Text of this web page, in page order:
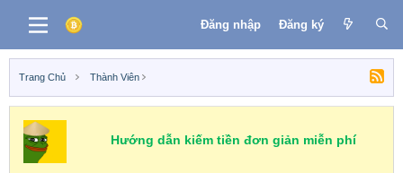
Đăng nhập Đăng ký
Trang Chủ Thành Viên
Hướng dẫn kiếm tiền đơn giản miễn phí